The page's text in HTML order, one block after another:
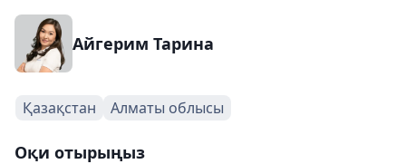
Айгерим Тарина
Қазақстан Алматы облысы
Оқи отырыңыз